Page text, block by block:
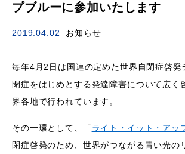
プブルーに参加いたします
2019.04.02 お知らせ
毎年4月2日は国連の定めた世界自閉症啓発
閉症をはじめとする発達障害について広く
界各地で行われています。
その一環として、「 ライト・イット・アッ
閉症啓発のため、世界がつながる青い光の